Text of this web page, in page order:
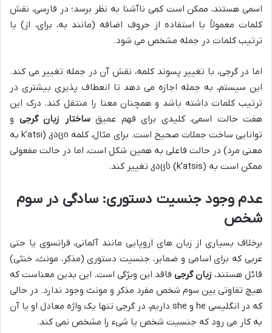
اسمی هستند، ممکن است کمی ناآشنا به نظر برسد؛ در فارسی، نقش
کلمات معمولاً با استفاده از حروف اضافه (مانند به، برای، از) یا
ترتیب کلمات در جمله مشخص می شود.
اما در گرجی، با تغییر پسوند کلمه، نقش آن در جمله تغییر می کند.
این سیستم، به جمله اجازه می دهد تا انعطاف پذیری بیشتری در
ترتیب کلمات داشته باشد و همچنان معنا را منتقل کند. درک این
هفت حالت اسمی، کلیدی برای فهم عمیقساختار زبان گرجی و
توانایی ساخت جملات صحیح است. برای مثال، کلمه კაცი (k’atsi به
معنی مرد) در حالت فاعلی به همین شکل است، اما در حالت مفعولی
ممکن است به კაცს (k’atsis) تغییر کند.
عدم وجود جنسیت دستوری: سادگی در سوم
شخص
برخلاف بسیاری از زبان های اروپایی مانند آلمانی، فرانسوی یا حتی
عربی که برای اسامی و ضمایر، جنسیت دستوری (مذکر، مونث، خنثی)
قائل هستند، زبان گرجی فاقد این ویژگی است. این بدین معناست که
هیچ تفاوتی بین سوم شخص مفرد مذکر و مونث وجود ندارد. در حالی
که در انگلیسی he و she داریم، در گرجی تنها یک واژه معادل او یا آن
به کار می رود که جنسیت شخص یا شیء را مشخص نمی کند.